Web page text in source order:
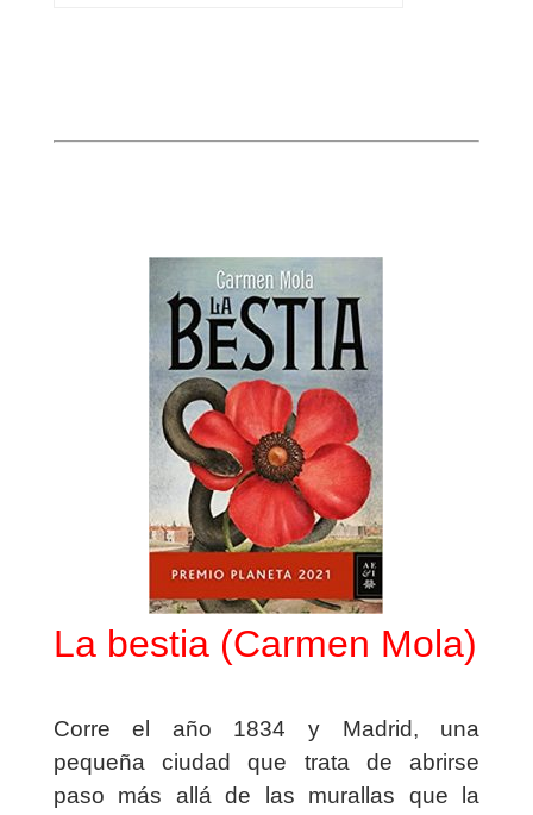
La bestia (Carmen Mola)
Corre el año 1834 y Madrid, una
pequeña ciudad que trata de abrirse
paso más allá de las murallas que la